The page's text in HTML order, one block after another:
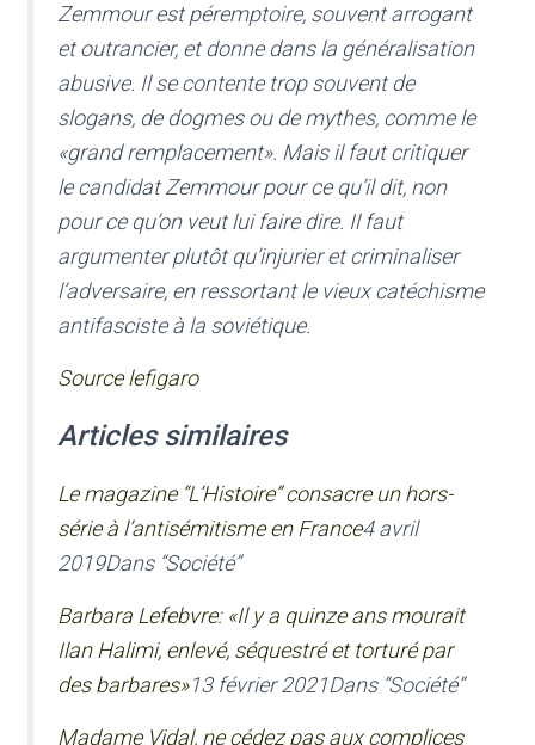
Zemmour est péremptoire, souvent arrogant
et outrancier, et donne dans la généralisation
abusive. Il se contente trop souvent de
slogans, de dogmes ou de mythes, comme le
«grand remplacement». Mais il faut critiquer
le candidat Zemmour pour ce qu’il dit, non
pour ce qu’on veut lui faire dire. Il faut
argumenter plutôt qu’injurier et criminaliser
l’adversaire, en ressortant le vieux catéchisme
antifasciste à la soviétique.
Source lefigaro
Articles similaires
Le magazine “L’Histoire” consacre un hors-
série à l’antisémitisme en France4 avril
2019Dans “Société”
Barbara Lefebvre: «Il y a quinze ans mourait
Ilan Halimi, enlevé, séquestré et torturé par
des barbares»13 février 2021Dans “Société”
Madame Vidal, ne cédez pas aux complices